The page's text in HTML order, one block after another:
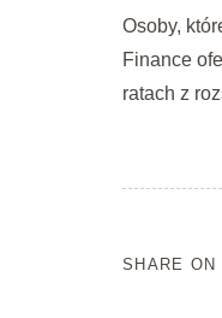
Osoby,
Finance
ratach z
SHARE ON